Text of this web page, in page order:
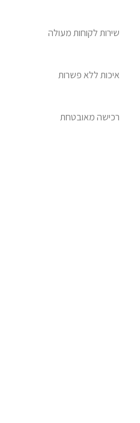
שירות לקוחות מעולה
איכות ללא פשרות
רכישה מאובטחת